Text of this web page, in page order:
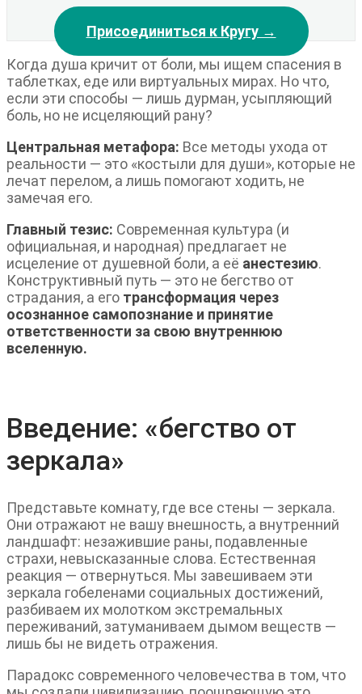
Присоединиться к Кругу →
Когда душа кричит от боли, мы ищем спасения в
таблетках, еде или виртуальных мирах. Но что,
если эти способы — лишь дурман, усыпляющий
боль, но не исцеляющий рану?
Центральная метафора: Все методы ухода от
реальности — это «костыли для души», которые не
лечат перелом, а лишь помогают ходить, не
замечая его.
Главный тезис: Современная культура (и
официальная, и народная) предлагает не
исцеление от душевной боли, а её анестезию.
Конструктивный путь — это не бегство от
страдания, а его трансформация через
осознанное самопознание и принятие
ответственности за свою внутреннюю
вселенную.
Введение: «бегство от
зеркала»
Представьте комнату, где все стены — зеркала.
Они отражают не вашу внешность, а внутренний
ландшафт: незажившие раны, подавленные
страхи, невысказанные слова. Естественная
реакция — отвернуться. Мы завешиваем эти
зеркала гобеленами социальных достижений,
разбиваем их молотком экстремальных
переживаний, затуманиваем дымом веществ —
лишь бы не видеть отражения.
Парадокс современного человечества в том, что